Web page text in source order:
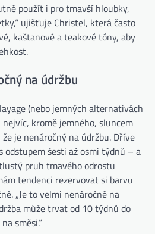
použít i pro tmavší hloubky,
ujišťuje Christel, která často
kaštanové a teakové tóny, aby
na údržbu
(nebo jemných alternativách
nejvíc, kromě jemného, ​​sluncem
je nenáročný na údržbu. Dříve
odstupem šesti až osmi týdnů – a
pruh tmavého odrostu
tendenci rezervovat si barvu
„Je to velmi nenáročné na
může trvat od 10 týdnů do
směsi.“